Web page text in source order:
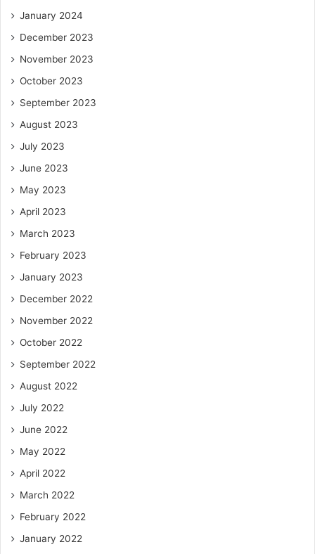
January 2024
December 2023
November 2023
October 2023
September 2023
August 2023
July 2023
June 2023
May 2023
April 2023
March 2023
February 2023
January 2023
December 2022
November 2022
October 2022
September 2022
August 2022
July 2022
June 2022
May 2022
April 2022
March 2022
February 2022
January 2022